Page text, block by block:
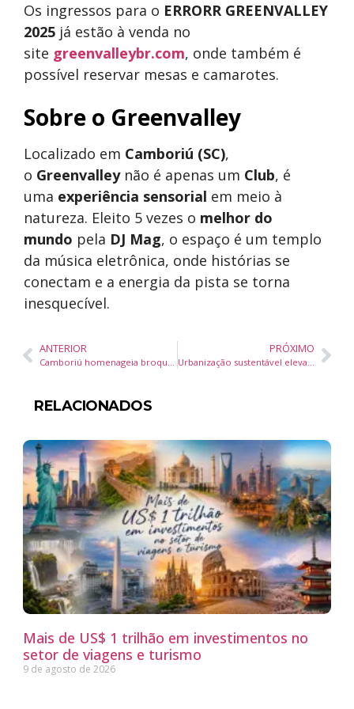
Os ingressos para o ERRORR GREENVALLEY
2025 já estão à venda no
site greenvalleybr.com, onde também é
possível reservar mesas e camarotes.
Sobre o Greenvalley
Localizado em Camboriú (SC),
o Greenvalleynão é apenas um Club, é
uma experiência sensorial em meio à
natureza. Eleito 5 vezes o melhor do
mundo pela DJ Mag, o espaço é um templo
da música eletrônica, onde histórias se
conectam e a energia da pista se torna
inesquecível.
ANTERIOR
Camboriú homenageia broqueiros com monumento histórico em aniversário de 141 anos
PRÓXIMO
Urbanização sustentável eleva a qualidade de vida e atinge mais de 90% de satisfação entre moradores
RELACIONADOS
Mais de US$ 1 trilhão em investimentos no
setor de viagens e turismo
9 de agosto de 2026